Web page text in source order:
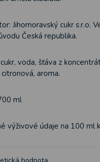
Jihomoravský cukr s.r.o.
Česká republika.
voda, šťáva z
aroma.
ml
výživové údaje na 100 ml